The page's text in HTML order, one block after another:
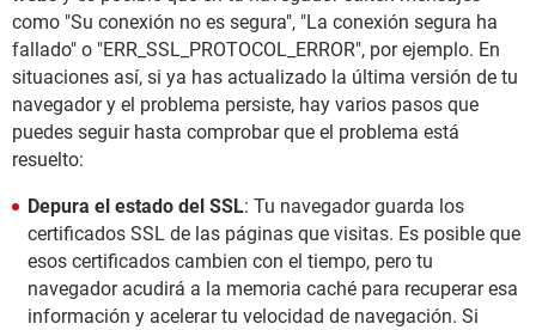
como "Su conexión no es segura", "La conexión segura ha
fallado" o "ERR_SSL_PROTOCOL_ERROR", por ejemplo. En
situaciones así, si ya has actualizado la última versión de tu
navegador y el problema persiste, hay varios pasos que
puedes seguir hasta comprobar que el problema está
resuelto:
Depura el estado del SSL: Tu navegador guarda los
certificados SSL de las páginas que visitas. Es posible que
esos certificados cambien con el tiempo, pero tu
navegador acudirá a la memoria caché para recuperar esa
información y acelerar tu velocidad de navegación. Si